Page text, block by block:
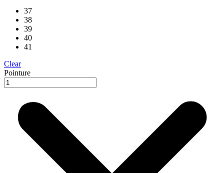
37
38
39
40
41
Clear
Pointure